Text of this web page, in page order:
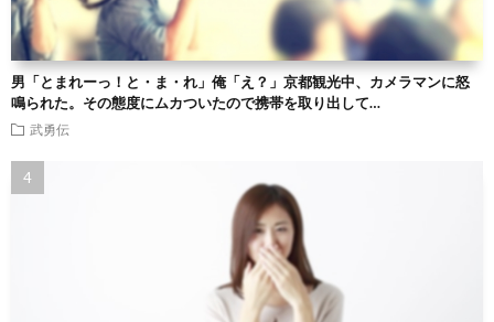
男「とまれーっ！と・ま・れ」俺「え？」京都観光中、カメラマンに怒
鳴られた。その態度にムカついたので携帯を取り出して…
武勇伝